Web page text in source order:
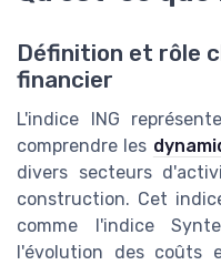
Définition et rôle
financier
L'indice ING
comprendre les
divers secteurs
construction. Cet
comme l'indice
l'évolution des coûts